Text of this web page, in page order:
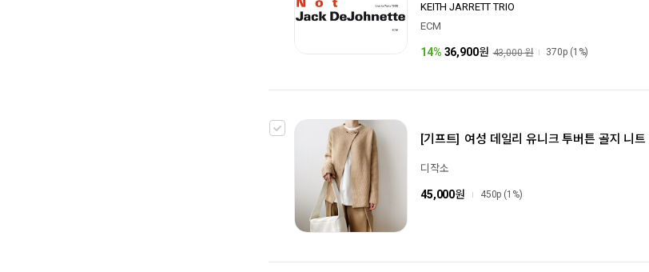
KEITH JARRETT TRIO
ECM
14% 36,900원 43,000 원 370p (1%)
[기프트] 여성 데일리 유니크 투버튼 골지 니트
디작소
45,000원 450p (1%)